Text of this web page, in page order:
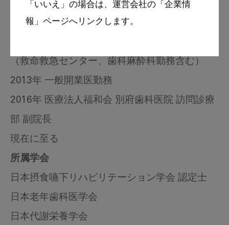
「いいえ」の場合は、運営会社の「企業情
報」ページへリンクします。
九州大学歯学部卒業
（救命救急センター、歯科麻酔科勤務含む）
2013年 一般開業医勤務
2016年 医療法人福和会 別府歯科医院 訪問診療
部 副院長
現在に至る
所属学会
日本摂食嚥下リハビリテーション学会 認定士
日本老年歯科医学会
日本代謝栄養学会